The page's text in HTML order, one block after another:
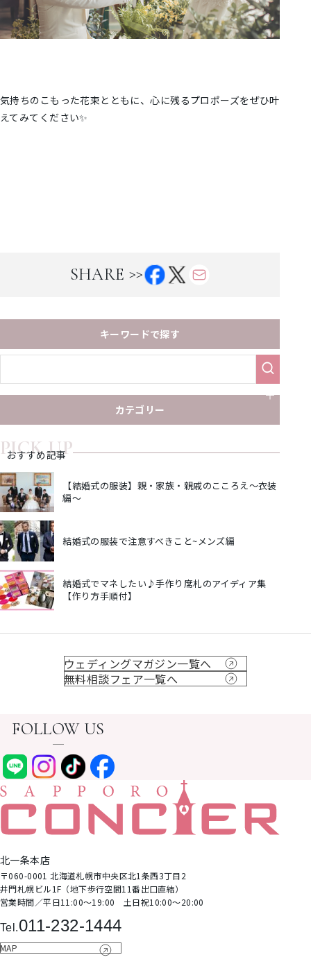
気持ちのこもった花束とともに、心に残るプロポーズをぜひ叶
えてみてください✨
SHARE >>
キーワードで探す
カテゴリー
PICK UP
おすすめ記事
【結婚式の服装】親・家族・親戚のこころえ～衣装
編～
結婚式の服装で注意すべきこと~メンズ編
結婚式でマネしたい♪手作り席札のアイディア集
【作り方手順付】
ウェディングマガジン一覧へ
無料相談フェア一覧へ
FOLLOW US
北⼀条本店
〒060-0001 北海道札幌市中央区北1条⻄3丁⽬2
井⾨札幌ビル1F（地下歩⾏空間11番出⼝直結）
営業時間∕平日11:00～19:00 土日祝10:00～20:00
Tel.011-232-1444
MAP